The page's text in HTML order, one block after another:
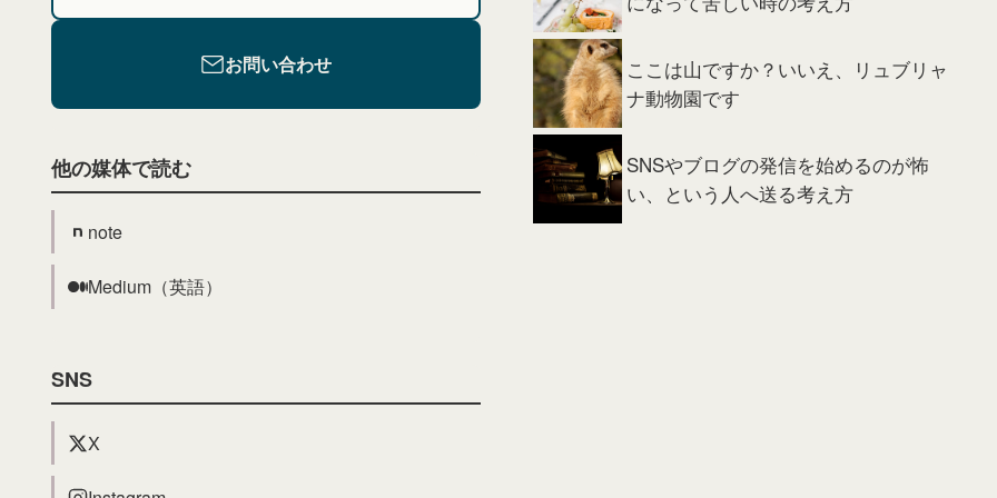
お問い合わせ
他の媒体で読む
note
Medium（英語）
SNS
X
ここは山ですか？いいえ、リュブリャ
ナ動物園です
SNSやブログの発信を始めるのが怖
い、という人へ送る考え方